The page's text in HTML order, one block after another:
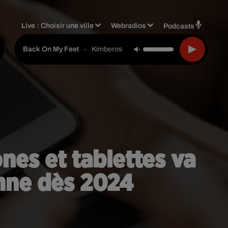
Live :Choisir une ville Webradios Podcasts
Back On My Feet - Kimberose
et tablettes va
dès 2024